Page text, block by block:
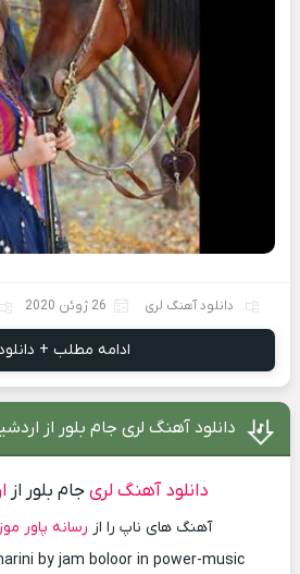
دانلود آهنگ لری 26 ژوئن 2020
ادامه مطلب +
دانلود آهنگ لری جام بلور از
دانلود آهنگ لریجام بلور از
آهنگ های ناپ را از رسانه پاور
by jam boloor in power-music!~